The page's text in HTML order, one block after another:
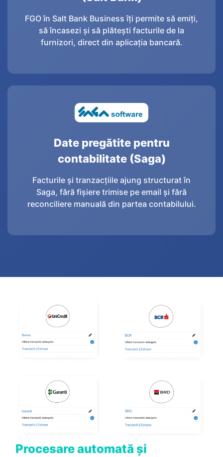
FGO în Salt Bank Business îți permite să emiți,
să încasezi și să plătești facturile de la
furnizori, direct din aplicația bancară.
Date pregătite pentru
contabilitate (Saga)
Facturile și tranzacțiile ajung structurat în
Saga, fără fișiere trimise pe email și fără
reconciliere manuală din partea contabilului.
Procesare automată și